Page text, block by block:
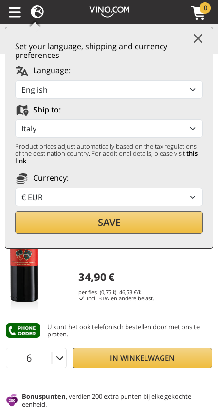
Set your language, shipping and currency
preferences
Language:
Ship to:
Product prices adjust automatically based on the tax regulations
of the destination country. For additional details, please visitthis
link.
Currency:
SAVE
0
Toscana IGT
Sassoalloro Oro 2021
Jacopo Biondi Santi
JACOPO BIONDI SANTI
0,75 ℓ
34,90€
per fles (0,75 ℓ)46,53 €/ℓ
incl. BTW en andere belast.
U kunt het ook telefonisch bestellen door met ons te
praten.
IN WINKELWAGEN
Bonuspunten, verdien 200 extra punten bij elke gekochte
eenheid.